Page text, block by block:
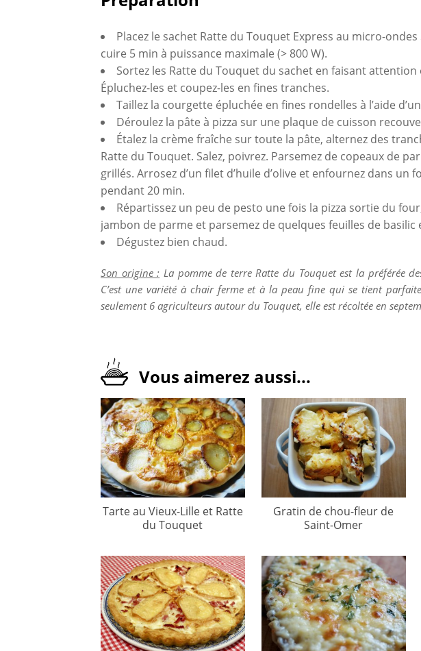
Placez le sachet Ratte du Touquet Express au micro-
cuire 5 min à puissance maximale (> 800 W).
Sortez les Ratte du Touquet du sachet en faisant
Épluchez-les et coupez-les en fines tranches.
Taillez la courgette épluchée en fines rondelles à l’aide
Déroulez la pâte à pizza sur une plaque de cuisson
Étalez la crème fraîche sur toute la pâte, alternez des
Ratte du Touquet. Salez, poivrez. Parsemez de copeaux de
grillés. Arrosez d’un filet d’huile d’olive et enfournez dans un
pendant 20 min.
Répartissez un peu de pesto une fois la pizza sortie du
jambon de parme et parsemez de quelques feuilles de basilic
Dégustez bien chaud.
Son origine : La pomme de terre Ratte du Touquet est la préférée
C’est une variété à chair ferme et à la peau fine qui se tient
seulement 6 agriculteurs autour du Touquet, elle est récoltée en
Vous aimerez aussi...
Tarte au Vieux-Lille et Ratte
du Touquet
Gratin de chou-fleur de
Saint-Omer